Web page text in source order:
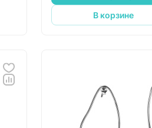
В корзине